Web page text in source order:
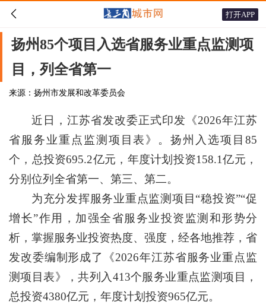
 打开APP
扬州85个项目入选省服务业重点监测项
目，列全省第一
来源：扬州市发展和改革委员会
近日，江苏省发改委正式印发《2026年江苏
省服务业重点监测项目表》。扬州入选项目85
个，总投资695.2亿元，年度计划投资158.1亿元，
分别位列全省第一、第三、第二。
为充分发挥服务业重点监测项目“稳投资”“促
增长”作用，加强全省服务业投资监测和形势分
析，掌握服务业投资热度、强度，经各地推荐，省
发改委编制形成了《2026年江苏省服务业重点监
测项目表》，共列入413个服务业重点监测项目，
总投资4380亿元，年度计划投资965亿元。